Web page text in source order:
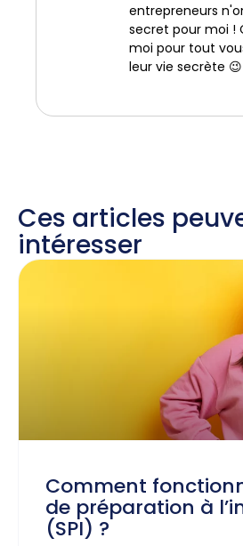
entrepreneurs
secret pour moi !
moi pour tout
leur vie secrète
Ces articles
intéresser
Comment
de préparation à
(SPI) ?